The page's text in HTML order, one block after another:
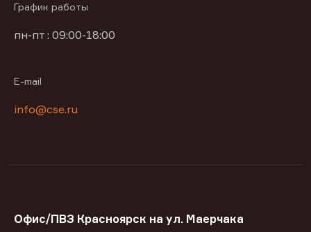
График работы
пн-пт : 09:00-18:00
E-mail
info@cse.ru
Офис/ПВЗ Красноярск на ул. Маерчака